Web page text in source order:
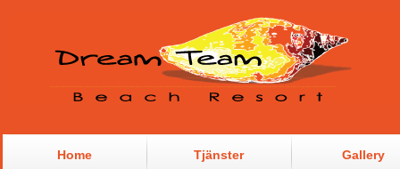
Home Tjänster Gallery